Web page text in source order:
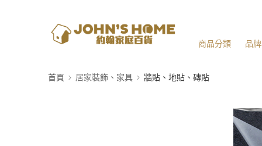
商品分類 品
首頁 居家裝飾、家具 牆貼、地貼、磚貼